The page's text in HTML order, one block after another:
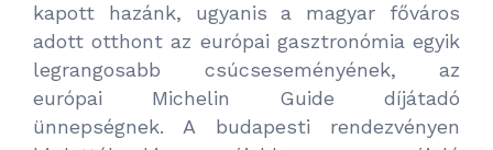
kapott hazánk, ugyanis a magyar főváros
adott otthont az európai gasztronómia egyik
legrangosabb csúcseseményének, az
európai Michelin Guide díjátadó
ünnepségnek. A budapesti rendezvényen